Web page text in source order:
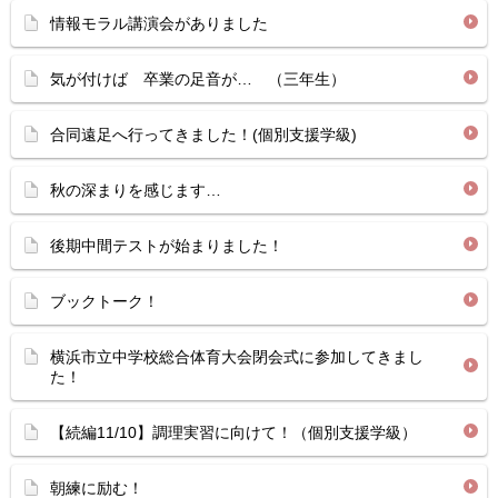
情報モラル講演会がありました
気が付けば 卒業の足音が… （三年生）
合同遠足へ行ってきました！(個別支援学級)
秋の深まりを感じます…
後期中間テストが始まりました！
ブックトーク！
横浜市立中学校総合体育大会閉会式に参加してきまし
た！
【続編11/10】調理実習に向けて！（個別支援学級）
朝練に励む！